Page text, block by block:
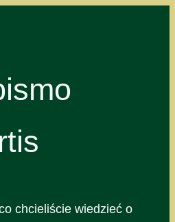
chcieliście wiedzieć o